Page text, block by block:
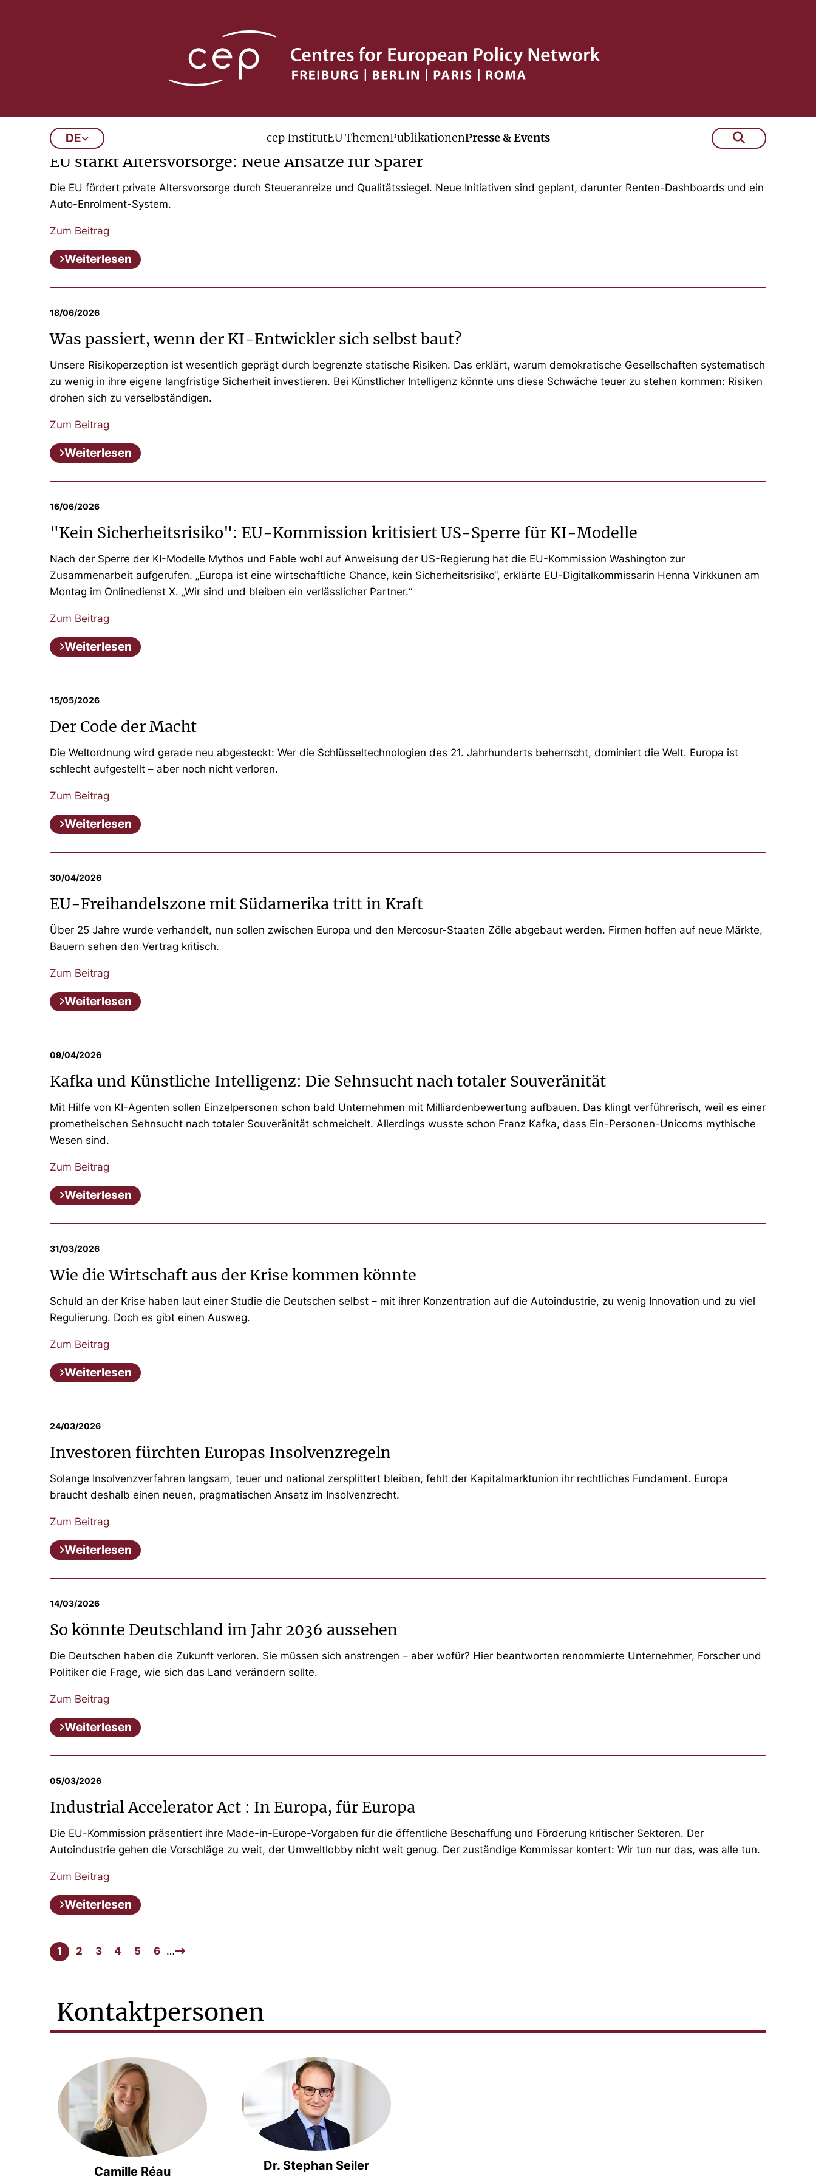
DE cep InstitutEU ThemenPublikationenPresse & Events
05/08/2026
EU stärkt Altersvorsorge: Neue Ansätze für Sparer
Die EU fördert private Altersvorsorge durch Steueranreize und Qualitätssiegel. Neue Initiativen sind geplant, darunter Renten-Dashboards und ein
Auto-Enrolment-System.
Zum Beitrag
Weiterlesen
18/06/2026
Was passiert, wenn der KI-Entwickler sich selbst baut?
Unsere Risikoperzeption ist wesentlich geprägt durch begrenzte statische Risiken. Das erklärt, warum demokratische Gesellschaften systematisch
zu wenig in ihre eigene langfristige Sicherheit investieren. Bei Künstlicher Intelligenz könnte uns diese Schwäche teuer zu stehen kommen: Risiken
drohen sich zu verselbständigen.
Zum Beitrag
Weiterlesen
16/06/2026
"Kein Sicherheitsrisiko": EU-Kommission kritisiert US-Sperre für KI-Modelle
Nach der Sperre der KI-Modelle Mythos und Fable wohl auf Anweisung der US-Regierung hat die EU-Kommission Washington zur
Zusammenarbeit aufgerufen. „Europa ist eine wirtschaftliche Chance, kein Sicherheitsrisiko“, erklärte EU-Digitalkommissarin Henna Virkkunen am
Montag im Onlinedienst X. „Wir sind und bleiben ein verlässlicher Partner.“
Zum Beitrag
Weiterlesen
15/05/2026
Der Code der Macht
Die Weltordnung wird gerade neu abgesteckt: Wer die Schlüsseltechnologien des 21. Jahrhunderts beherrscht, dominiert die Welt. Europa ist
schlecht aufgestellt – aber noch nicht verloren.
Zum Beitrag
Weiterlesen
30/04/2026
EU-Freihandelszone mit Südamerika tritt in Kraft
Über 25 Jahre wurde verhandelt, nun sollen zwischen Europa und den Mercosur-Staaten Zölle abgebaut werden. Firmen hoffen auf neue Märkte,
Bauern sehen den Vertrag kritisch.
Zum Beitrag
Weiterlesen
09/04/2026
Kafka und Künstliche Intelligenz: Die Sehnsucht nach totaler Souveränität
Mit Hilfe von KI-Agenten sollen Einzelpersonen schon bald Unternehmen mit Milliardenbewertung aufbauen. Das klingt verführerisch, weil es einer
prometheischen Sehnsucht nach totaler Souveränität schmeichelt. Allerdings wusste schon Franz Kafka, dass Ein-Personen-Unicorns mythische
Wesen sind.
Zum Beitrag
Weiterlesen
31/03/2026
Wie die Wirtschaft aus der Krise kommen könnte
Schuld an der Krise haben laut einer Studie die Deutschen selbst – mit ihrer Konzentration auf die Autoindustrie, zu wenig Innovation und zu viel
Regulierung. Doch es gibt einen Ausweg.
Zum Beitrag
Weiterlesen
24/03/2026
Investoren fürchten Europas Insolvenzregeln
Solange Insolvenzverfahren langsam, teuer und national zersplittert bleiben, fehlt der Kapitalmarktunion ihr rechtliches Fundament. Europa
braucht deshalb einen neuen, pragmatischen Ansatz im Insolvenzrecht.
Zum Beitrag
Weiterlesen
14/03/2026
So könnte Deutschland im Jahr 2036 aussehen
Die Deutschen haben die Zukunft verloren. Sie müssen sich anstrengen – aber wofür? Hier beantworten renommierte Unternehmer, Forscher und
Politiker die Frage, wie sich das Land verändern sollte.
Zum Beitrag
Weiterlesen
05/03/2026
Industrial Accelerator Act : In Europa, für Europa
Die EU-Kommission präsentiert ihre Made-in-Europe-Vorgaben für die öffentliche Beschaffung und Förderung kritischer Sektoren. Der
Autoindustrie gehen die Vorschläge zu weit, der Umweltlobby nicht weit genug. Der zuständige Kommissar kontert: Wir tun nur das, was alle tun.
Zum Beitrag
Weiterlesen
1 2 3 4 5 6 …
Kontaktpersonen
Camille Réau Dr. Stephan Seiler